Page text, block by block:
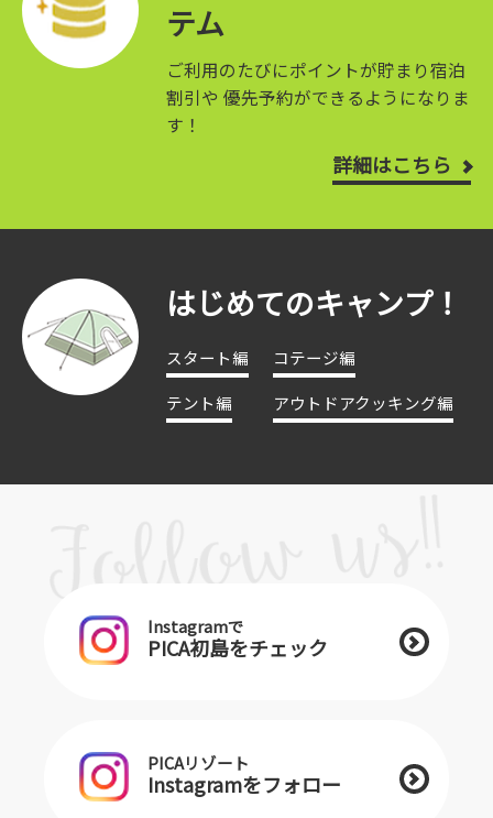
テム
ご利用のたびにポイントが貯まり宿泊
割引や 優先予約ができるようになりま
す！
詳細はこちら
はじめてのキャンプ！
スタート編
コテージ編
テント編
アウトドアクッキング編
Instagramで
PICA初島をチェック
PICAリゾート
Instagramをフォロー